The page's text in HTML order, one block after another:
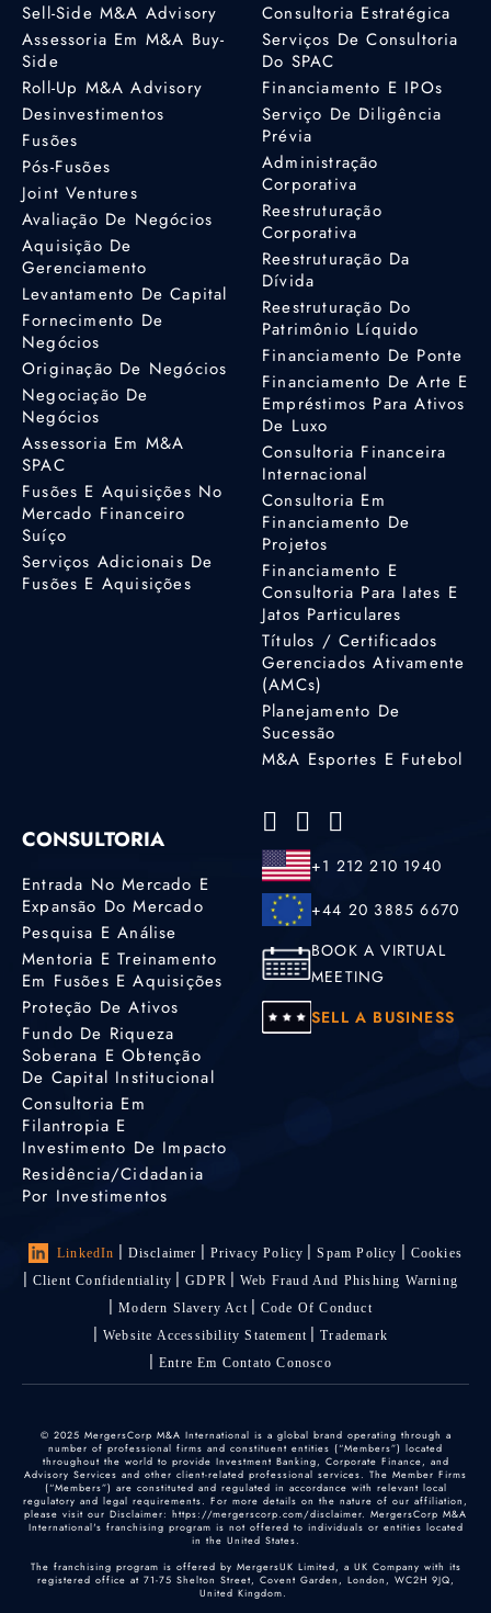
Sell-Side M&A Advisory
Assessoria Em M&A Buy-
Side
Roll-Up M&A Advisory
Desinvestimentos
Fusões
Pós-Fusões
Joint Ventures
Avaliação De Negócios
Aquisição De
Gerenciamento
Levantamento De Capital
Fornecimento De
Negócios
Originação De Negócios
Negociação De
Negócios
Assessoria Em M&A
SPAC
Fusões E Aquisições No
Mercado Financeiro
Suíço
Serviços Adicionais De
Fusões E Aquisições
Consultoria Estratégica
Serviços De Consultoria
Do SPAC
Financiamento E IPOs
Serviço De Diligência
Prévia
Administração
Corporativa
Reestruturação
Corporativa
Reestruturação Da
Dívida
Reestruturação Do
Patrimônio Líquido
Financiamento De Ponte
Financiamento De Arte E
Empréstimos Para Ativos
De Luxo
Consultoria Financeira
Internacional
Consultoria Em
Financiamento De
Projetos
Financiamento E
Consultoria Para Iates E
Jatos Particulares
Títulos / Certificados
Gerenciados Ativamente
(AMCs)
Planejamento De
Sucessão
M&A Esportes E Futebol
CONSULTORIA
Entrada No Mercado E
Expansão Do Mercado
Pesquisa E Análise
Mentoria E Treinamento
Em Fusões E Aquisições
Proteção De Ativos
Fundo De Riqueza
Soberana E Obtenção
De Capital Institucional
Consultoria Em
Filantropia E
Investimento De Impacto
Residência/cidadania
Por Investimentos
+1 212 210 1940
+44 20 3885 6670
BOOK A VIRTUAL
MEETING
SELL A BUSINESS
LinkedIn Disclaimer Privacy Policy Spam Policy
Cookies
Client Confidentiality
GDPR
Web Fraud And Phishing Warning
Modern Slavery Act
Code Of Conduct
Website Accessibility Statement
Trademark
Entre Em Contato Conosco
© 2025 MergersCorp M&A International is a global brand operating through a
number of professional firms and constituent entities (“Members”) located
throughout the world to provide Investment Banking, Corporate Finance, and
Advisory Services and other client-related professional services. The Member Firms
(“Members”) are constituted and regulated in accordance with relevant local
regulatory and legal requirements. For more details on the nature of our affiliation,
please visit our Disclaimer: https://mergerscorp.com/disclaimer. MergersCorp M&A
International's franchising program is not offered to individuals or entities located
in the United States.
The franchising program is offered by MergersUK Limited, a UK Company with its
registered office at 71-75 Shelton Street, Covent Garden, London, WC2H 9JQ,
United Kingdom.